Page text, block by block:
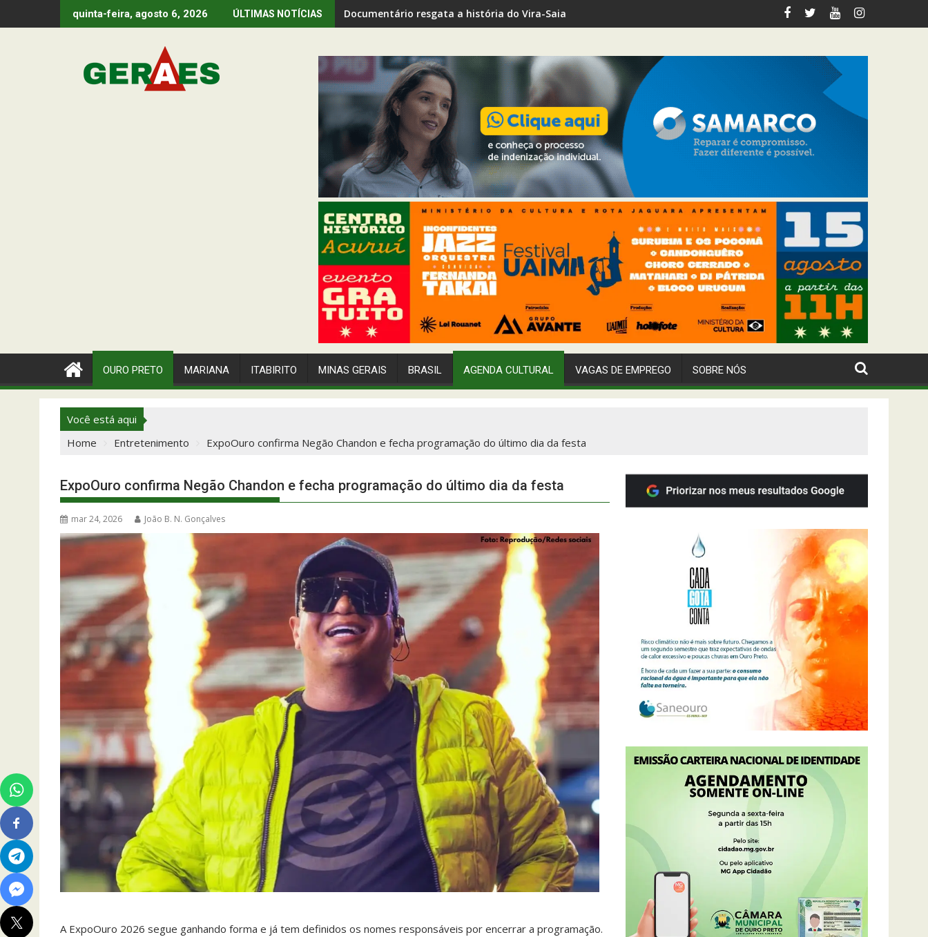
to
quinta-feira, agosto 6, 2026 ÚLTIMAS NOTÍCIAS Documentário resgata a história do Vira-Saia em Ouro Preto
OURO PRETO MARIANA ITABIRITO MINAS GERAIS BRASIL AGENDA CULTURAL VAGAS DE EMPREGO SOBRE NÓS
Você está aqui
Home
Entretenimento ExpoOuro confirma Negão Chandon e fecha programação do último dia da festa
ExpoOuro confirma Negão Chandon e fecha programação do último dia da festa
mar 24, 2026 João B. N. Gonçalves
A ExpoOuro 2026 segue ganhando forma e já tem definidos os nomes responsáveis por encerrar a programação.